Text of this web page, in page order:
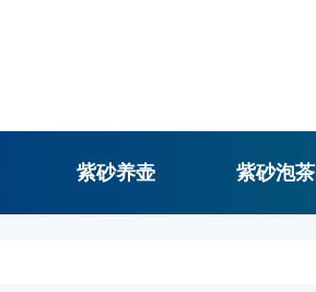
紫砂养壶 紫砂泡茶